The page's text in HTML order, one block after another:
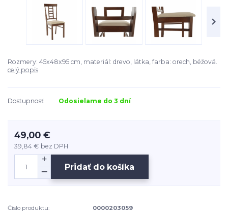
Rozmery: 45x48x95 cm, materiál: drevo, látka, farba: orech, béžová.
celý popis
Dostupnosť Odosielame do 3 dní
49,00 €
39,84 € bez DPH
Pridať do košíka
Číslo produktu:
0000203059